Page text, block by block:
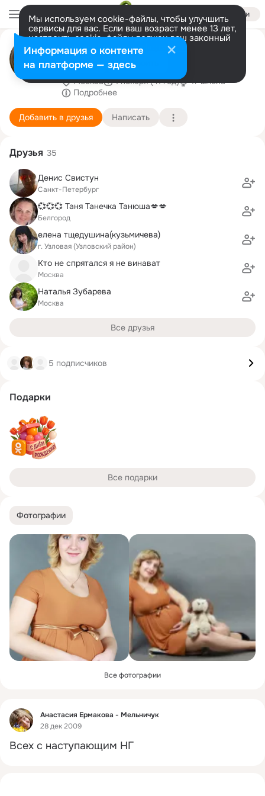
Войти
Мы используем cookie-файлы, чтобы улучшить
сервисы для вас. Если ваш возраст менее 13 лет,
настроить cookie-файлы должен ваш законный
представитель. Больше информации
Разрешить все Настроить
Анастасия Ермакова -
Мельничук
Москва 1 ноября (41 год)
17 школа
Подробнее
Добавить в друзья Написать
Фотографии
Все фотографии
Фид
Анастасия Ермакова - Мельничук
28 дек 2009
Всех с наступающим НГ
Друзья 35
Денис Свистун
Санкт-Петербург
💞💞💞 Таня Танечка Танюша💋💋
Белгород
елена тщедушина(кузьмичева)
г. Узловая (Узловский район)
Кто не спрятался я не винават
Москва
Наталья Зубарева
Москва
Все друзья
5 подписчиков
Подарки
Все подарки
Информация о контенте
на платформе — здесь